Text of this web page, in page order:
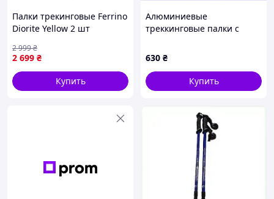
Палки трекинговые Ferrino
Diorite Yellow 2 шт
2 699 ₴
2 999₴
Купить
Алюминиевые
треккинговые палки с
806TH0090
630 ₴
Купить